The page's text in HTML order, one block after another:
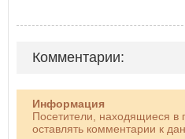
Комментарии:
Информация
Посетители, находящиеся в
оставлять комментарии к